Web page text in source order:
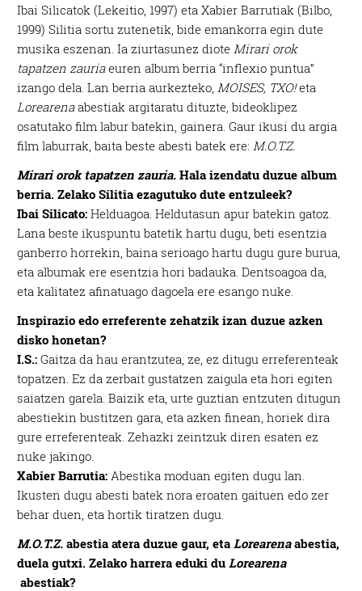
Ibai Silicatok (Lekeitio, 1997) eta Xabier Barrutiak (Bilbo,
1999) Silitia sortu zutenetik, bide emankorra egin dute
musika eszenan. Ia ziurtasunez diote Mirari orok
tapatzen zauriaeuren album berria “inflexio puntua”
izango dela. Lan berria aurkezteko, MOISES, TXO!eta
Lorearenaabestiak argitaratu dituzte, bideoklipez
osatutako film labur batekin, gainera. Gaur ikusi du argia
film laburrak, baita beste abesti batek ere: M.O.T.Z.
Mirari orok tapatzen zauria.Hala izendatu duzue album
berria. Zelako Silitia ezagutuko dute entzuleek?
Ibai Silicato:Helduagoa. Heldutasun apur batekin gatoz.
Lana beste ikuspuntu batetik hartu dugu, beti esentzia
ganberro horrekin, baina serioago hartu dugu gure burua,
eta albumak ere esentzia hori badauka. Dentsoagoa da,
eta kalitatez afinatuago dagoela ere esango nuke.
Inspirazio edo erreferente zehatzik izan duzue azken
disko honetan?
I.S.:Gaitza da hau erantzutea, ze, ez ditugu erreferenteak
topatzen. Ez da zerbait gustatzen zaigula eta hori egiten
saiatzen garela. Baizik eta, urte guztian entzuten ditugun
abestiekin bustitzen gara, eta azken finean, horiek dira
gure erreferenteak. Zehazki zeintzuk diren esaten ez
nuke jakingo.
Xabier Barrutia: Abestika moduan egiten dugu lan.
Ikusten dugu abesti batek nora eroaten gaituen edo zer
behar duen, eta hortik tiratzen dugu.
M.O.T.Z.abestia atera duzue gaur, eta Lorearenaabestia,
duela gutxi. Zelako harrera eduki du Lorearena
abestiak?